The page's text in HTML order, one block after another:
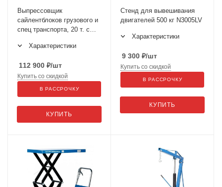
Выпрессовщик
сайлентблоков грузового и
спец транспорта, 20 т. с
насосом ODA-A1339G
Характеристики
112 900 ₽/шт
КУПИТЬ
Купить со скидкой
В РАССРОЧКУ
Стенд для вывешивания
двигателей 500 кг N3005LV
Характеристики
9 300 ₽/шт
КУПИТЬ
Купить со скидкой
В РАССРОЧКУ